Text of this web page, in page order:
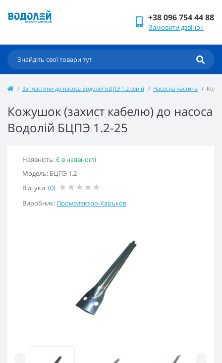
+38 096 754 44 88
Замовити дзвінок
Запчастини до насоса Водолій БЦПЭ 1.2 серій Насосна частина
Кожушок (захист кабелю) до насоса
Водолій БЦПЭ 1.2-25
Наявність:Є в наявності
Модель: БЦПЭ 1.2
Відгуки:(0)
Виробник: Промэлектро-Харьков